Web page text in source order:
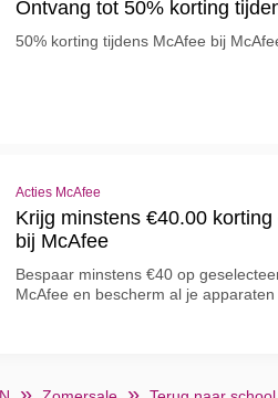
Ontvang tot 50% korting
50% korting tijdens McAfee bij
Acties McAfee
Krijg minstens €40.00
bij McAfee
Bespaar minstens €40 op
McAfee en bescherm al je